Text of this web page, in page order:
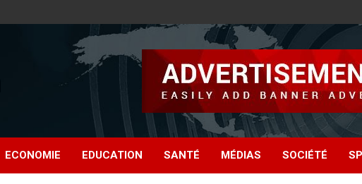
ECONOMIE EDUCATION SANTÉ MÉDIAS SOCIÉTÉ